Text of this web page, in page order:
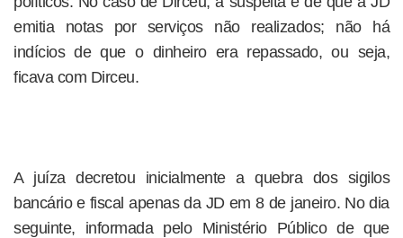
emitia notas por serviços não realizados; não há
indícios de que o dinheiro era repassado, ou seja,
ficava com Dirceu.
A juíza decretou inicialmente a quebra dos sigilos
bancário e fiscal apenas da JD em 8 de janeiro. No dia
seguinte, informada pelo Ministério Público de que